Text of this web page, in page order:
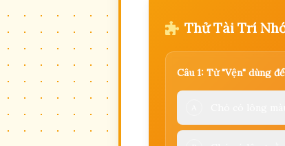
Thử Tài Trí
Câu 1: Từ "Vện" dùng